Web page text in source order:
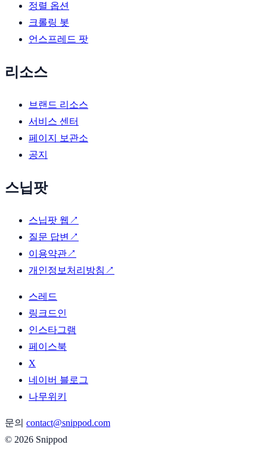
정렬 옵션
크롤링 봇
언스프레드 팟
리소스
브랜드 리소스
서비스 센터
페이지 보관소
공지
스닙팟
스닙팟 웹 ↗
질문 답변 ↗
이용약관↗
개인정보처리방침 ↗
스레드
링크드인
인스타그램
페이스북
X
네이버 블로그
나무위키
문의 contact@snippod.com
© 2026 Snippod